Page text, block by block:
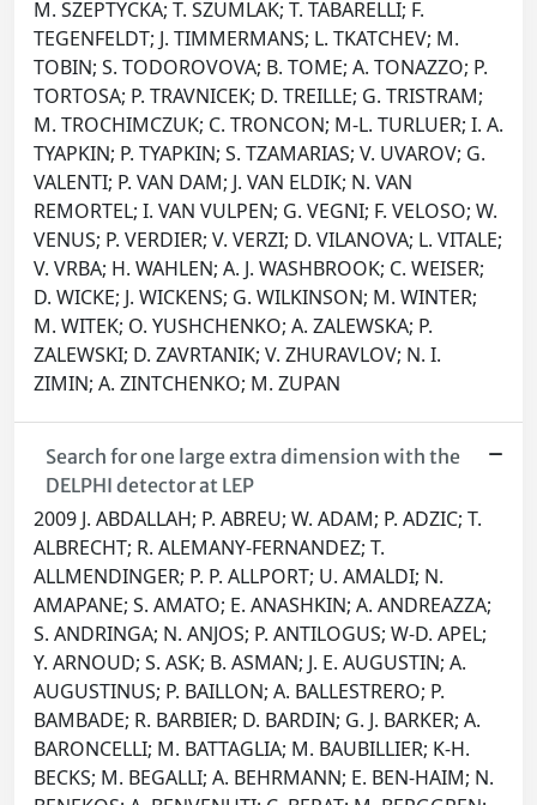
M. SZEPTYCKA; T. SZUMLAK; T. TABARELLI; F.
TEGENFELDT; J. TIMMERMANS; L. TKATCHEV; M.
TOBIN; S. TODOROVOVA; B. TOME; A. TONAZZO; P.
TORTOSA; P. TRAVNICEK; D. TREILLE; G. TRISTRAM;
M. TROCHIMCZUK; C. TRONCON; M-L. TURLUER; I. A.
TYAPKIN; P. TYAPKIN; S. TZAMARIAS; V. UVAROV; G.
VALENTI; P. VAN DAM; J. VAN ELDIK; N. VAN
REMORTEL; I. VAN VULPEN; G. VEGNI; F. VELOSO; W.
VENUS; P. VERDIER; V. VERZI; D. VILANOVA; L. VITALE;
V. VRBA; H. WAHLEN; A. J. WASHBROOK; C. WEISER;
D. WICKE; J. WICKENS; G. WILKINSON; M. WINTER;
M. WITEK; O. YUSHCHENKO; A. ZALEWSKA; P.
ZALEWSKI; D. ZAVRTANIK; V. ZHURAVLOV; N. I.
ZIMIN; A. ZINTCHENKO; M. ZUPAN
Search for one large extra dimension with the
DELPHI detector at LEP
2009 J. ABDALLAH; P. ABREU; W. ADAM; P. ADZIC; T.
ALBRECHT; R. ALEMANY-FERNANDEZ; T.
ALLMENDINGER; P. P. ALLPORT; U. AMALDI; N.
AMAPANE; S. AMATO; E. ANASHKIN; A. ANDREAZZA;
S. ANDRINGA; N. ANJOS; P. ANTILOGUS; W-D. APEL;
Y. ARNOUD; S. ASK; B. ASMAN; J. E. AUGUSTIN; A.
AUGUSTINUS; P. BAILLON; A. BALLESTRERO; P.
BAMBADE; R. BARBIER; D. BARDIN; G. J. BARKER; A.
BARONCELLI; M. BATTAGLIA; M. BAUBILLIER; K-H.
BECKS; M. BEGALLI; A. BEHRMANN; E. BEN-HAIM; N.